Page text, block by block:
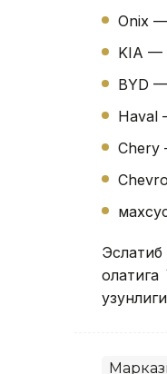
Onix
KIA —
BYD
Haval
Chery